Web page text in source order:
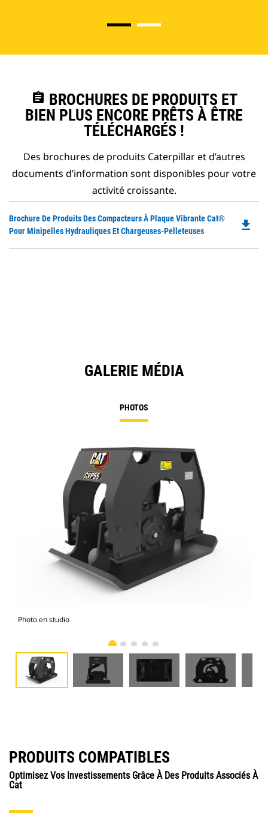
assignment BROCHURES DE PRODUITS ET
BIEN PLUS ENCORE PRÊTS À ÊTRE
TÉLÉCHARGÉS !
Des brochures de produits Caterpillar et d’autres
documents d’information sont disponibles pour votre
activité croissante.
Brochure De Produits Des Compacteurs À Plaque Vibrante Cat®
Pour Minipelles Hydrauliques Et Chargeuses-Pelleteuses
file_download
GALERIE MÉDIA
PHOTOS
Photo en studio
PRODUITS COMPATIBLES
Optimisez Vos Investissements Grâce À Des Produits Associés À
Cat